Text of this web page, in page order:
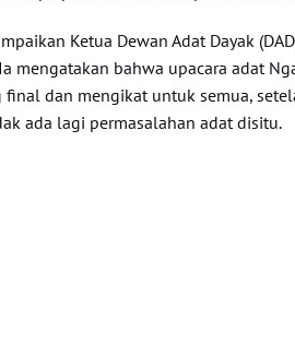
Ketua Dewan Adat Dayak
mengatakan bahwa upacara adat
final dan mengikat untuk semua,
ada lagi permasalahan adat disitu.